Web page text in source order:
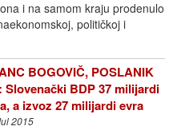
i na samom kraju prodenulo
političkoj i
BOGOVIČ, POSLANIK
Slovenački BDP 37 milijardi
a izvoz 27 milijardi evra
2015